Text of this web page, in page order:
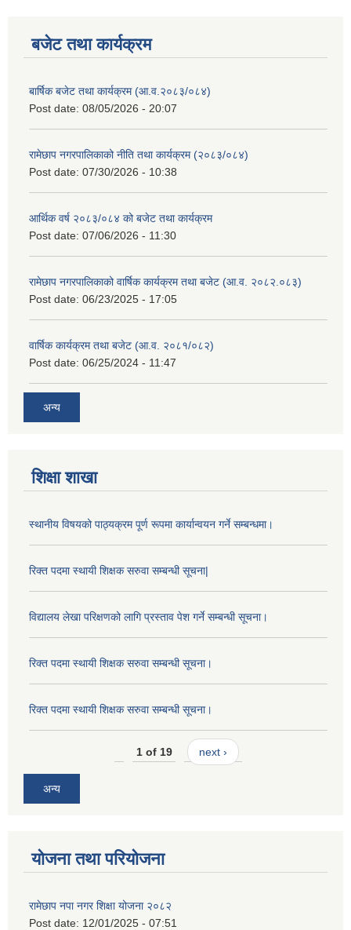
बजेट तथा कार्यक्रम
बार्षिक बजेट तथा कार्यक्रम (आ.व.२०८३/०८४)
Post date: 08/05/2026 - 20:07
रामेछाप नगरपालिकाको नीति तथा कार्यक्रम (२०८३/०८४)
Post date: 07/30/2026 - 10:38
आर्थिक वर्ष २०८३/०८४ को बजेट तथा कार्यक्रम
Post date: 07/06/2026 - 11:30
रामेछाप नगरपालिकाको वार्षिक कार्यक्रम तथा बजेट (आ.व. २०८२.०८३)
Post date: 06/23/2025 - 17:05
वार्षिक कार्यक्रम तथा बजेट (आ.व. २०८१/०८२)
Post date: 06/25/2024 - 11:47
अन्य
शिक्षा शाखा
स्थानीय विषयको पाठ्यक्रम पूर्ण रूपमा कार्यान्वयन गर्ने सम्बन्धमा।
रिक्त पदमा स्थायी शिक्षक सरुवा सम्बन्धी सूचना|
विद्यालय लेखा परिक्षणको लागि प्रस्ताव पेश गर्ने सम्बन्धी सूचना।
रिक्त पदमा स्थायी शिक्षक सरुवा सम्बन्धी सूचना।
रिक्त पदमा स्थायी शिक्षक सरुवा सम्बन्धी सूचना।
1 of 19 next ›
अन्य
योजना तथा परियोजना
रामेछाप नपा नगर शिक्षा योजना २०८२
Post date: 12/01/2025 - 07:51